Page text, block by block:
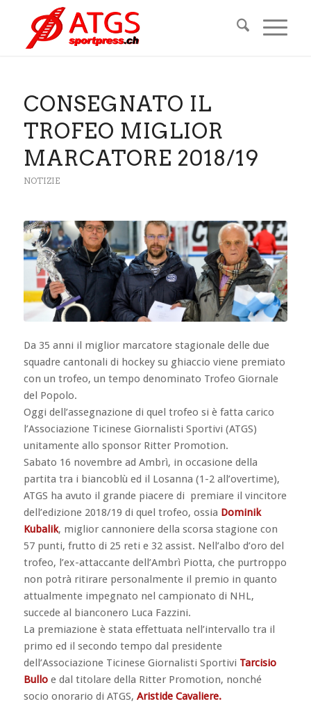
CONSEGNATO IL
TROFEO MIGLIOR
MARCATORE 2018/19
NOTIZIE
Da 35 anni il miglior marcatore stagionale delle due
squadre cantonali di hockey su ghiaccio viene premiato
con un trofeo, un tempo denominato Trofeo Giornale
del Popolo.
Oggi dell’assegnazione di quel trofeo si è fatta carico
l’Associazione Ticinese Giornalisti Sportivi (ATGS)
unitamente allo sponsor Ritter Promotion.
Sabato 16 novembre ad Ambrì, in occasione della
partita tra i biancoblù ed il Losanna (1-2 all’overtime),
ATGS ha avuto il grande piacere di premiare il vincitore
dell’edizione 2018/19 di quel trofeo, ossia Dominik
Kubalik, miglior cannoniere della scorsa stagione con
57 punti, frutto di 25 reti e 32 assist. Nell’albo d’oro del
trofeo, l’ex-attaccante dell’Ambrì Piotta, che purtroppo
non potrà ritirare personalmente il premio in quanto
attualmente impegnato nel campionato di NHL,
succede al bianconero Luca Fazzini.
La premiazione è stata effettuata nell’intervallo tra il
primo ed il secondo tempo dal presidente
dell’Associazione Ticinese Giornalisti Sportivi Tarcisio
Bulloe dal titolare della Ritter Promotion, nonché
socio onorario di ATGS, Aristide Cavaliere.